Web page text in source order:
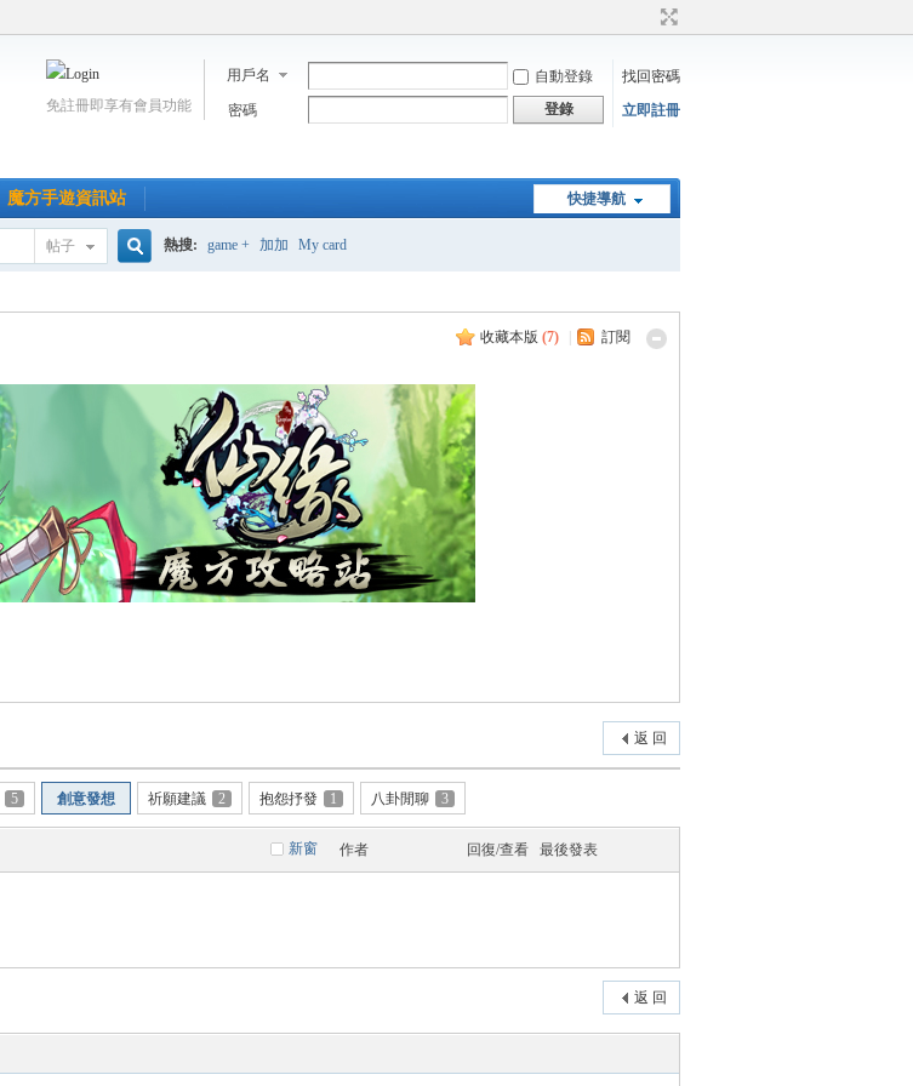
用戶名 自動登錄
找回密碼
密碼
登錄 立即註冊
免註冊即享有會員功能
快捷導航
魔方手遊資訊站
帖子
索
熱搜: game + 加加 My card
收藏本版 (7) 訂閱
返 回
5 創意發想 祈願建議 2 抱怨抒發 1 八卦閒聊 3
新窗 作者 回復/查看 最後發表
返 回